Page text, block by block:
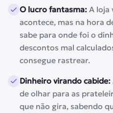
O lucro fantasma: A loja
acontece, mas na hora
sabe para onde foi o
descontos mal
consegue rastrear.
Dinheiro virando cabide:
de olhar para as
que não gira, sabendo